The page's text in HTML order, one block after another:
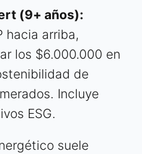
(9+ años):
hacia arriba,
los $6.000.000 en
de
Incluye
ESG.
suele